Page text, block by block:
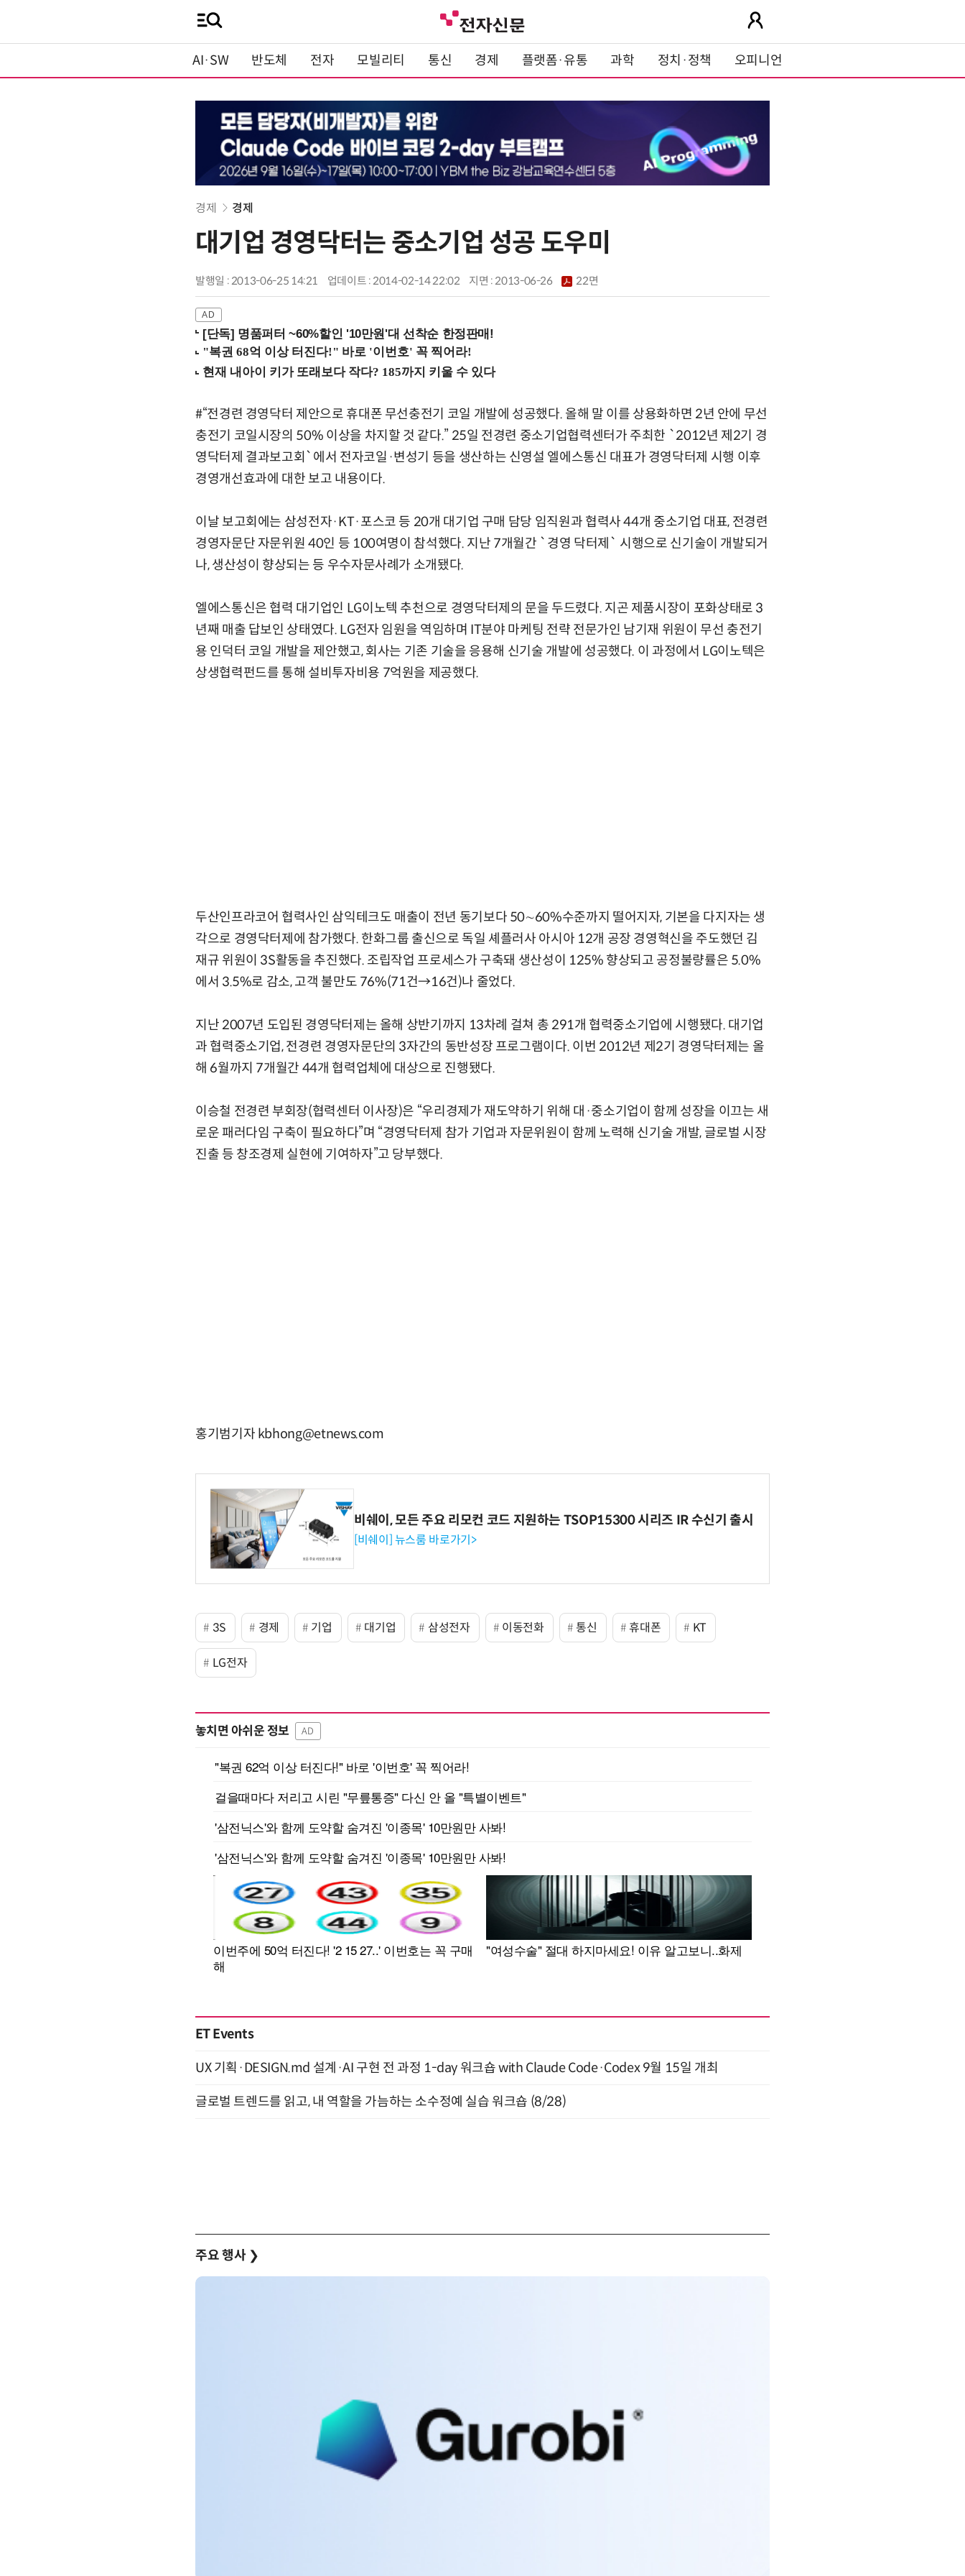
AI·SW 반도체 전자 모빌리티 통신 경제 플랫폼·유통 과학 정치·정책 오피니언
경제 경제
대기업 경영닥터는 중소기업 성공 도우미
발행일 : 2013-06-25 14:21 업데이트 : 2014-02-14 22:02 지면 :2013-06-26 22면
[단독] 명품퍼터 ~60%할인 '10만원'대 선착순 한정판매!
#“전경련 경영닥터 제안으로 휴대폰 무선충전기 코일 개발에 성공했다. 올해 말 이를 상용화하면 2년 안에 무선
충전기 코일시장의 50% 이상을 차지할 것 같다.” 25일 전경련 중소기업협력센터가 주최한 `2012년 제2기 경
영닥터제 결과보고회`에서 전자코일·변성기 등을 생산하는 신영설 엘에스통신 대표가 경영닥터제 시행 이후
경영개선효과에 대한 보고 내용이다.
이날 보고회에는 삼성전자·KT·포스코 등 20개 대기업 구매 담당 임직원과 협력사 44개 중소기업 대표, 전경련
경영자문단 자문위원 40인 등 100여명이 참석했다. 지난 7개월간 `경영 닥터제` 시행으로 신기술이 개발되거
나, 생산성이 향상되는 등 우수자문사례가 소개됐다.
엘에스통신은 협력 대기업인 LG이노텍 추천으로 경영닥터제의 문을 두드렸다. 지곤 제품시장이 포화상태로 3
년째 매출 답보인 상태였다. LG전자 임원을 역임하며 IT분야 마케팅 전략 전문가인 남기재 위원이 무선 충전기
용 인덕터 코일 개발을 제안했고, 회사는 기존 기술을 응용해 신기술 개발에 성공했다. 이 과정에서 LG이노텍은
상생협력펀드를 통해 설비투자비용 7억원을 제공했다.
두산인프라코어 협력사인 삼익테크도 매출이 전년 동기보다 50∼60%수준까지 떨어지자, 기본을 다지자는 생
각으로 경영닥터제에 참가했다. 한화그룹 출신으로 독일 셰플러사 아시아 12개 공장 경영혁신을 주도했던 김
재규 위원이 3S활동을 추진했다. 조립작업 프로세스가 구축돼 생산성이 125% 향상되고 공정불량률은 5.0%
에서 3.5%로 감소, 고객 불만도 76%(71건→16건)나 줄었다.
지난 2007년 도입된 경영닥터제는 올해 상반기까지 13차례 걸쳐 총 291개 협력중소기업에 시행됐다. 대기업
과 협력중소기업, 전경련 경영자문단의 3자간의 동반성장 프로그램이다. 이번 2012년 제2기 경영닥터제는 올
해 6월까지 7개월간 44개 협력업체에 대상으로 진행됐다.
이승철 전경련 부회장(협력센터 이사장)은 “우리경제가 재도약하기 위해 대·중소기업이 함께 성장을 이끄는 새
로운 패러다임 구축이 필요하다”며 “경영닥터제 참가 기업과 자문위원이 함께 노력해 신기술 개발, 글로벌 시장
진출 등 창조경제 실현에 기여하자”고 당부했다.
홍기범기자 kbhong@etnews.com
비쉐이, 모든 주요 리모컨 코드 지원하는 TSOP15300 시리즈 IR 수신기 출시
[비쉐이] 뉴스룸 바로가기>
3S 경제 기업 대기업 삼성전자 이동전화 통신 휴대폰 KT
LG전자
놓치면 아쉬운 정보 AD
ET Events
UX 기획·DESIGN.md 설계·AI 구현 전 과정 1-day 워크숍 with Claude Code·Codex 9월 15일 개최
글로벌 트렌드를 읽고, 내 역할을 가늠하는 소수정예 실습 워크숍 (8/28)
주요 행사 ❯